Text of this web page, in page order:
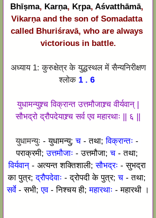
Bhīṣma, Karṇa, Kṛpa, Aśvatthāmā,
Vikarṇa and the son of Somadatta
called Bhuriśravā, who are always
victorious in battle.
अध्याय 1: कुरुक्षेत्र के युद्धस्थल में सैन्यनिरीक्षण
श्लोक 1 . 6
युधामन्युश्र्च विक्रान्त उत्तमौजाश्र्च वीर्यवान् |
सौभद्रो द्रौपदेयाश्र्च सर्व एव महारथाः || ६ ||
युधामन्युः - युधामन्यु; च - तथा; विक्रान्तः -
पराक्रमी; उत्तमौजाः - उत्तमौजा; च - तथा;
विर्यवान् - अत्यन्त शक्तिशाली; सौभद्रः - सुभद्रा
का पुत्र; द्रौपदेवाः - द्रोपदी के पुत्र; च - तथा;
सर्वे - सभी; एव - निश्चय ही; महारथाः - महारथी ।